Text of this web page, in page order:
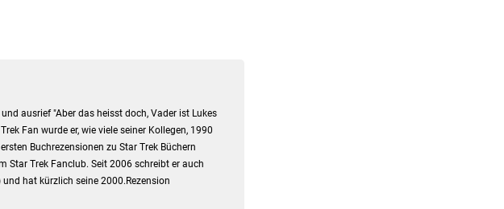
ausrief "Aber das heisst doch, Vader ist Lukes
Fan wurde er, wie viele seiner Kollegen, 1990
Buchrezensionen zu Star Trek Büchern
Star Trek Fanclub. Seit 2006 schreibt er auch
hat kürzlich seine 2000.Rezension